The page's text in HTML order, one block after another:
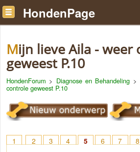
HondenPage
Mijn lieve Aila - weer op controle
geweest P.10
HondenForum > Diagnose en Behandeling >
controle geweest P.10
1 2 3 4 5 6 7 8